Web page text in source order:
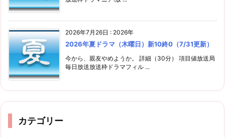
2026年7月26日 : 2026年
2026年夏ドラマ（木曜日）新10終0（7/31更新）
今から、親友やめようか。 詳細（30分） 項目値放送局
毎日放送放送枠ドラマフィル ...
カテゴリー